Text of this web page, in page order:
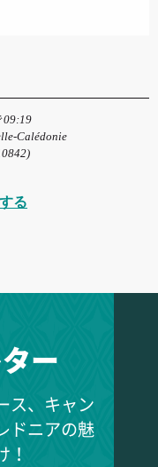
09:19
Calédonie
)
る
ー
ス、キャン
ドニアの魅
！